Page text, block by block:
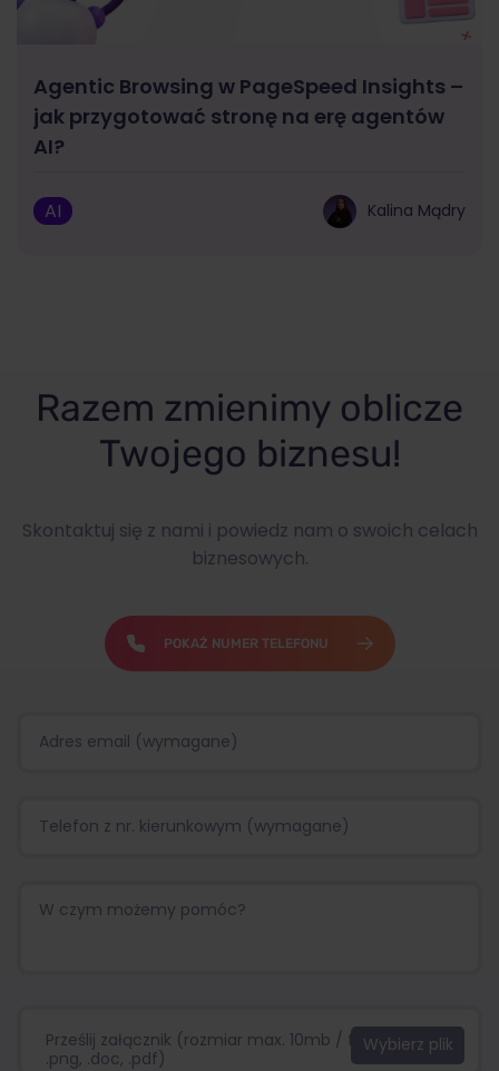
Agentic Browsing w PageSpeed Insights –
jak przygotować stronę na erę agentów
AI?
AI Kalina Mądry
Razem zmienimy oblicze
Twojego biznesu!
Skontaktuj się z nami i powiedz nam o swoich celach
biznesowych.
POKAŻ NUMER TELEFONU
Prześlij załącznik (rozmiar max. 10mb / format:.jpg,
.png, .doc, .pdf)